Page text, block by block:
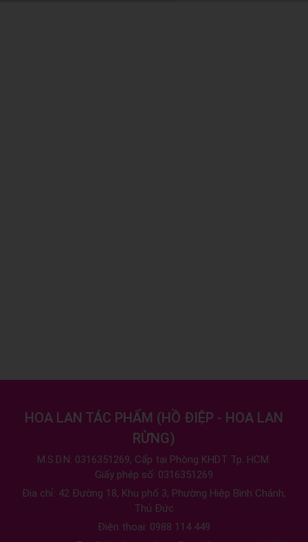
HOA LAN TÁC PHẨM (HỒ ĐIỆP - HOA LAN
RỪNG)
M.S.D.N: 0316351269, Cấp tại Phòng KHDT Tp. HCM.
Giấy phép số: 0316351269
Địa chỉ: 42 Đường 18, Khu phố 3, Phường Hiệp Bình Chánh,
Thủ Đức
Điện thoại: 0988 114 449